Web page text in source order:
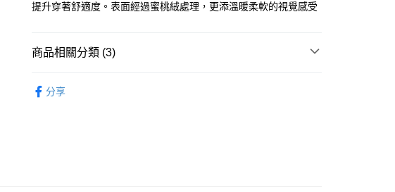
付款後順豐合作便利店
送貨上門免運優惠
配送至澳門
提升穿著舒適度。表面經過蜜桃絨處理，更添溫暖柔軟的視覺感受
商品相關分類 (3)
分享